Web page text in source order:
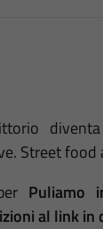
Street food
Puliamo
al link in